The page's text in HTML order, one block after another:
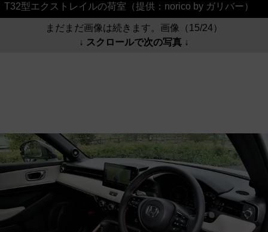
T32型エクストレイルの荷室（提供：norico by ガリバー）
まだまだ画像は続きます。画像（15/24）
↓ スクロールで次の写真 ↓